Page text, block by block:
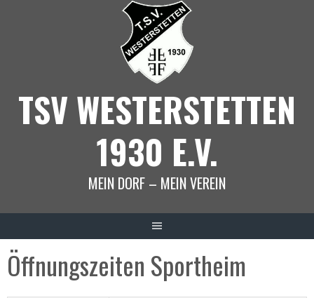
TSV WESTERSTETTEN
1930 E.V.
MEIN DORF – MEIN VEREIN
Öffnungszeiten Sportheim